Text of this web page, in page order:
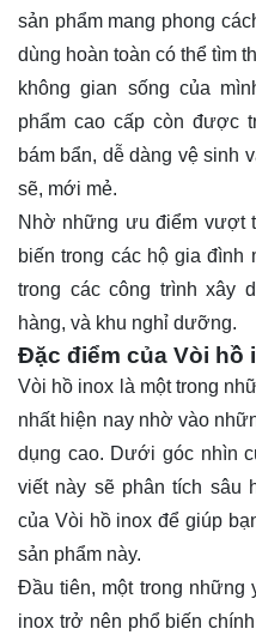
sản phẩm mang phong
dùng hoàn toàn có thể tìm
không gian sống của
phẩm cao cấp còn được
bám bẩn, dễ dàng vệ sinh
sẽ, mới mẻ.
Nhờ những ưu điểm vượt
biến trong các hộ gia
trong các công trình xây
hàng, và khu nghỉ dưỡng.
Đặc điểm của Vòi hồ
Vòi hồ inox là một trong
nhất hiện nay nhờ vào
dụng cao. Dưới góc nhìn
viết này sẽ phân tích sâu
của Vòi hồ inox để giúp
sản phẩm này.
Đầu tiên, một trong những
inox trở nên phổ biến